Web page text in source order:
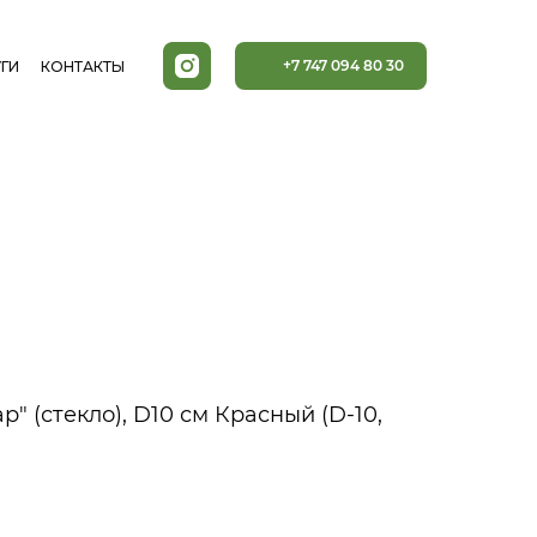
+7 747 094 80 30
КОНТАКТЫ
(стекло), D10 см Красный (D-10,